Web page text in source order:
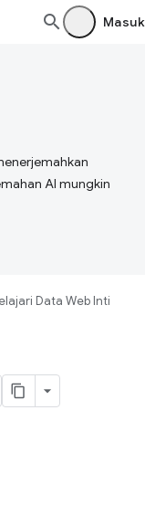
Masuk
AI mungkin
Data Web Inti